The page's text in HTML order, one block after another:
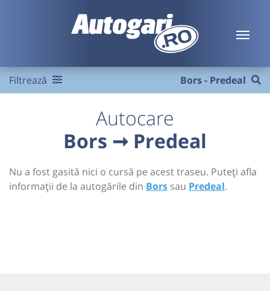
Filtrează Bors - Predeal
Autocare
Bors ➞ Predeal
Nu a fost gasită nici o cursă pe acest traseu. Puteți afla
informații de la autogările din Bors sau Predeal.